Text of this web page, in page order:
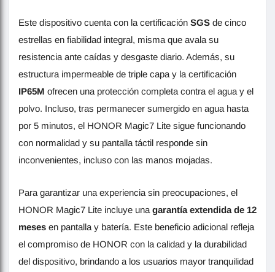
Este dispositivo cuenta con la certificación SGS de cinco
estrellas en fiabilidad integral, misma que avala su
resistencia ante caídas y desgaste diario. Además, su
estructura impermeable de triple capa y la certificación
IP65M ofrecen una protección completa contra el agua y el
polvo. Incluso, tras permanecer sumergido en agua hasta
por 5 minutos, el HONOR Magic7 Lite sigue funcionando
con normalidad y su pantalla táctil responde sin
inconvenientes, incluso con las manos mojadas.
Para garantizar una experiencia sin preocupaciones, el
HONOR Magic7 Lite incluye una garantía extendida de 12
meses en pantalla y batería. Este beneficio adicional refleja
el compromiso de HONOR con la calidad y la durabilidad
del dispositivo, brindando a los usuarios mayor tranquilidad